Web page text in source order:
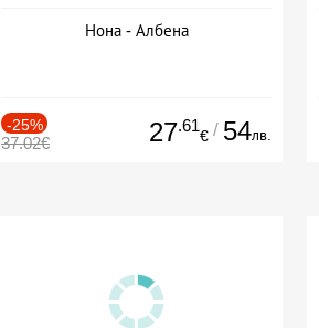
Нона - Албена
-25%
37.02€ 27.61
€ / 54лв.